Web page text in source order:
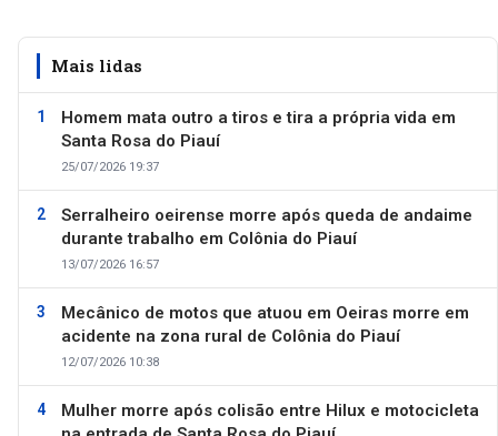
Mais lidas
Homem mata outro a tiros e tira a própria vida em
Santa Rosa do Piauí
25/07/2026 19:37
Serralheiro oeirense morre após queda de andaime
durante trabalho em Colônia do Piauí
13/07/2026 16:57
Mecânico de motos que atuou em Oeiras morre em
acidente na zona rural de Colônia do Piauí
12/07/2026 10:38
Mulher morre após colisão entre Hilux e motocicleta